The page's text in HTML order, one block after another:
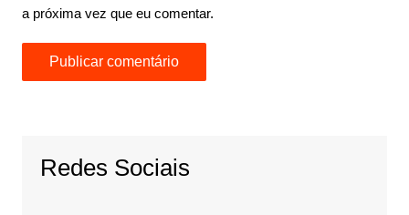
a próxima vez que eu comentar.
Redes Sociais